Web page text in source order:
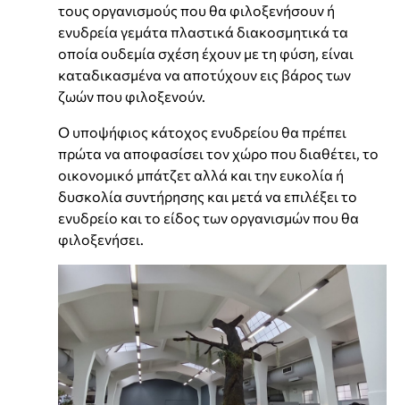
τους οργανισμούς που θα φιλοξενήσουν ή
ενυδρεία γεμάτα πλαστικά διακοσμητικά τα
οποία ουδεμία σχέση έχουν με τη φύση, είναι
καταδικασμένα να αποτύχουν εις βάρος των
ζωών που φιλοξενούν.
Ο υποψήφιος κάτοχος ενυδρείου θα πρέπει
πρώτα να αποφασίσει τον χώρο που διαθέτει, το
οικονομικό μπάτζετ αλλά και την ευκολία ή
δυσκολία συντήρησης και μετά να επιλέξει το
ενυδρείο και το είδος των οργανισμών που θα
φιλοξενήσει.